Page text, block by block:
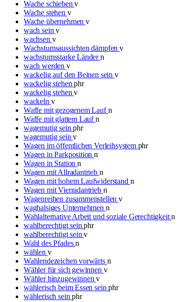
Wache schiebenv
Wache stehen v
Wache übernehmenv
wach seinv
wachsen v
Wachstumsaussichten dämpfenv
wachstumsstarke Ländern
wach werden v
wackelig auf den Beinen sein v
wackelig stehenphr
wackelig stehenv
wackeln v
Waffe mit gezogenem Laufn
Waffe mit glattem Laufn
wagemutig seinphr
wagemutig seinv
Wagen im öffentlichen Verleihsystem phr
Wagen in Parkpositionn
Wagen in Stationn
Wagen mit Allradantrieb n
Wagen mit hohem Laufwiderstand n
Wagen mit Vierradantrieb n
Wagenreihen zusammenstellenv
waghalsiges Unternehmen n
Wahlalternative Arbeit und soziale Gerechtigkeitn
wahlberechtigt seinphr
wahlberechtigt seinv
Wahl des Pfadesn
wählen v
Wahlendezeichen vorwärts n
Wähler für sich gewinnen v
Wähler hinzugewinnenv
wählerisch beim Essen seinphr
wählerisch seinphr